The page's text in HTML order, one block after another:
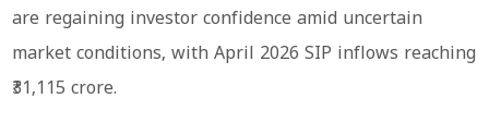
are regaining investor confidence amid uncertain
market conditions, with April 2026 SIP inflows reaching
₹31,115 crore.